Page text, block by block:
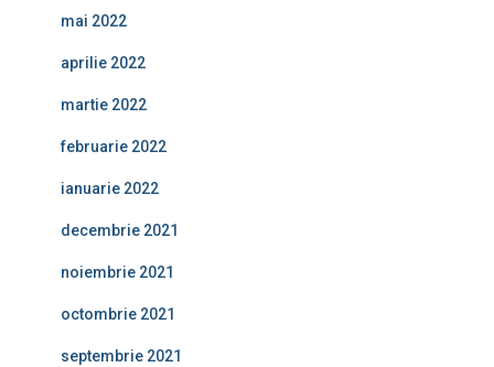
mai 2022
aprilie 2022
martie 2022
februarie 2022
ianuarie 2022
decembrie 2021
noiembrie 2021
octombrie 2021
septembrie 2021